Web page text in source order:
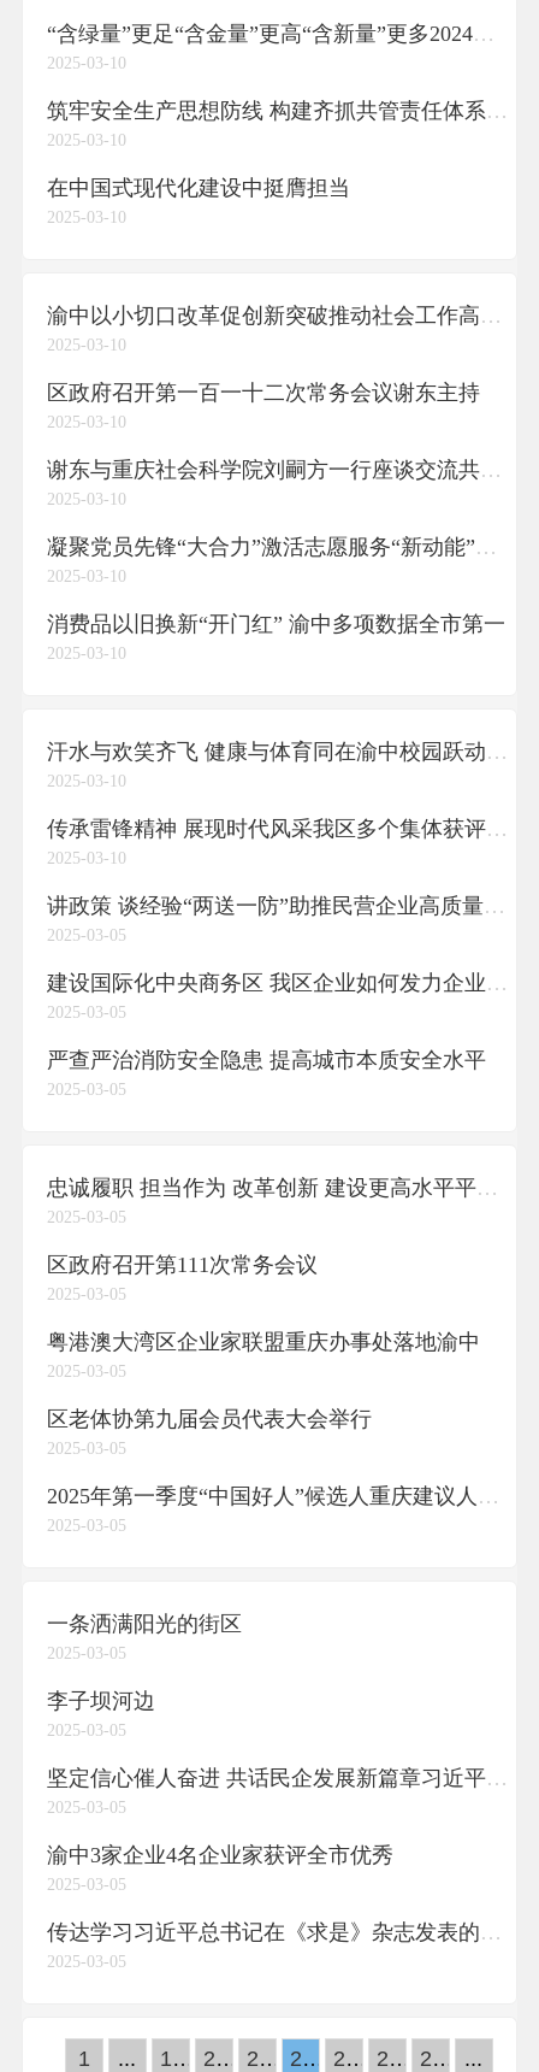
“含绿量”更足“含金量”更高“含新量”更多2024年渝中生态环境保护工作亮点纷呈
2025-03-10
筑牢安全生产思想防线 构建齐抓共管责任体系我区全力确保住建领域安全稳定
2025-03-10
在中国式现代化建设中挺膺担当
2025-03-10
渝中以小切口改革促创新突破推动社会工作高质量发展
2025-03-10
区政府召开第一百一十二次常务会议谢东主持
2025-03-10
​谢东与重庆社会科学院刘嗣方一行座谈交流共同探索超大城市中心城区现代化治理新路径
2025-03-10
凝聚党员先锋“大合力”激活志愿服务“新动能”我区发布党员自主认领志愿服务岗位责任制
2025-03-10
消费品以旧换新“开门红” 渝中多项数据全市第一
2025-03-10
汗水与欢笑齐飞 健康与体育同在渝中校园跃动“体育新节拍”
2025-03-10
传承雷锋精神 展现时代风采我区多个集体获评第十批重庆市岗位学雷锋标兵
2025-03-10
讲政策 谈经验“两送一防”助推民营企业高质量走出去分享交流会在我区举行
2025-03-05
建设国际化中央商务区 我区企业如何发力企业代表在2025重庆解放碑中央商务区高质量发展大会上作交流发言
2025-03-05
严查严治消防安全隐患 提高城市本质安全水平
2025-03-05
忠诚履职 担当作为 改革创新 建设更高水平平安渝中法治渝中
2025-03-05
区政府召开第111次常务会议
2025-03-05
粤港澳大湾区企业家联盟重庆办事处落地渝中
2025-03-05
区老体协第九届会员代表大会举行
2025-03-05
2025年第一季度“中国好人”候选人重庆建议人选名单公布渝中廖泽萌入选
2025-03-05
一条洒满阳光的街区
2025-03-05
李子坝河边
2025-03-05
坚定信心催人奋进 共话民企发展新篇章习近平总书记在民营企业座谈会上的重要讲话在我区各商会、民营企业家中引发热烈反响
2025-03-05
渝中3家企业4名企业家获评全市优秀
2025-03-05
传达学习习近平总书记在《求是》杂志发表的重要文章 研究健全全面从严治党体系、进一步全面深化改革等工作
2025-03-05
1 ... 19 20 21 22 23 24 25 ...